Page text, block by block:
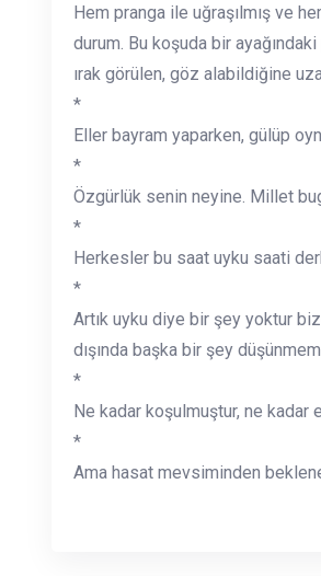
Hem pranga ile uğraşılmış ve
durum. Bu koşuda bir
ırak görülen, göz alabildiğine
*
Eller bayram yaparken, gülüp
*
Özgürlük senin neyine. Millet
*
Herkesler bu saat uyku saati
*
Artık uyku diye bir şey yoktur
dışında başka bir şey
*
Ne kadar koşulmuştur, ne kadar
*
Ama hasat mevsiminden